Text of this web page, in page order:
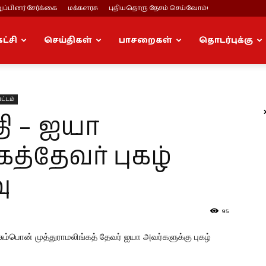
சேர்க்கை மக்களரசு புதியதொரு தேசம் செய்வோம்!
செய்திகள் பாசறைகள் தொடர்புக்கு
– ஐயா
புகழ்
95
முத்துராமலிங்கத் தேவர் ஐயா அவர்களுக்கு புகழ்